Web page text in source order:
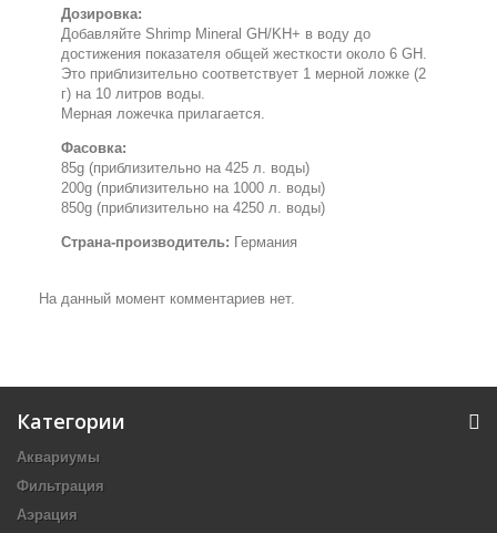
Дозировка:
Добавляйте Shrimp Mineral GH/KH+ в воду до
достижения показателя общей жесткости около 6 GH.
Это приблизительно соответствует 1 мерной ложке (2
г) на 10 литров воды.
Мерная ложечка прилагается.
Фасовка:
85g (приблизительно на 425 л. воды)
200g (приблизительно на 1000 л. воды)
850g (приблизительно на 4250 л. воды)
Страна-производитель: Германия
На данный момент комментариев нет.
Категории
Аквариумы
Фильтрация
Аэрация